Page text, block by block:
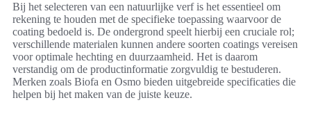
Bij het selecteren van een natuurlijke verf is het essentieel om
rekening te houden met de specifieke toepassing waarvoor de
coating bedoeld is. De ondergrond speelt hierbij een cruciale rol;
verschillende materialen kunnen andere soorten coatings vereisen
voor optimale hechting en duurzaamheid. Het is daarom
verstandig om de productinformatie zorgvuldig te bestuderen.
Merken zoals Biofa en Osmo bieden uitgebreide specificaties die
helpen bij het maken van de juiste keuze.